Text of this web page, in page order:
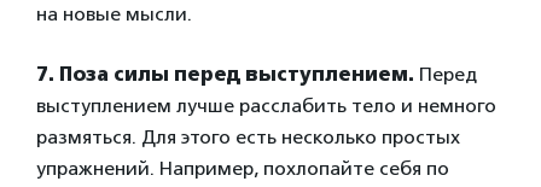
на новые мысли.
7. Поза силы перед выступлением. Перед
выступлением лучше расслабить тело и немного
размяться. Для этого есть несколько простых
упражнений. Например, похлопайте себя по